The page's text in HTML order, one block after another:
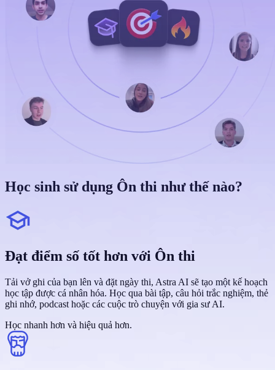
Học sinh sử dụng Ôn thi như thế nào?
Đạt điểm số tốt hơn với Ôn thi
Tải vở ghi của bạn lên và đặt ngày thi, Astra AI sẽ tạo một kế hoạch
học tập được cá nhân hóa. Học qua bài tập, câu hỏi trắc nghiệm, thẻ
ghi nhớ, podcast hoặc các cuộc trò chuyện với gia sư AI.
Học nhanh hơn và hiệu quả hơn.